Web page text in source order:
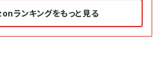
ランキングをもっと見る